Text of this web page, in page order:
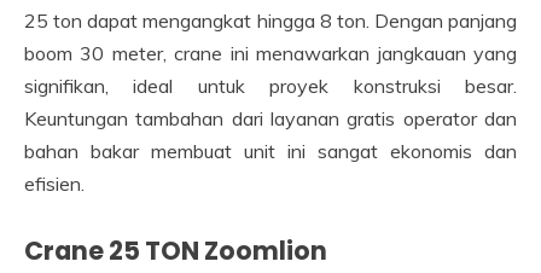
25 ton dapat mengangkat hingga 8 ton. Dengan panjang
boom 30 meter, crane ini menawarkan jangkauan yang
signifikan, ideal untuk proyek konstruksi besar.
Keuntungan tambahan dari layanan gratis operator dan
bahan bakar membuat unit ini sangat ekonomis dan
efisien.
Crane 25 TON Zoomlion